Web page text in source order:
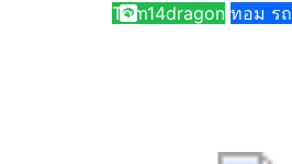
Tom14dragon ทอม ร